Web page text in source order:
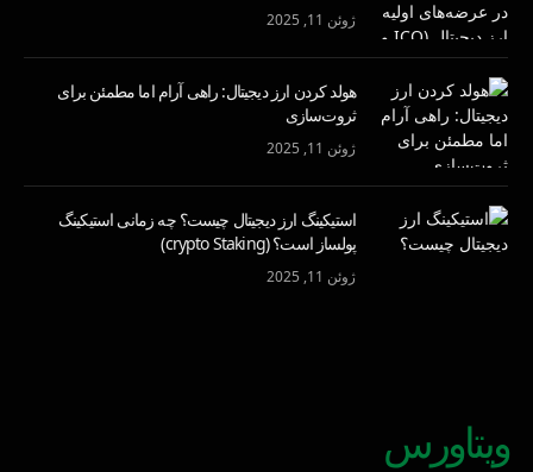
ژوئن 11, 2025
هولد کردن ارز دیجیتال: راهی آرام اما مطمئن برای
ثروت‌سازی
ژوئن 11, 2025
استیکینگ ارز دیجیتال چیست؟ چه زمانی استیکینگ
پولساز است؟ (crypto Staking)
ژوئن 11, 2025
ویتاورس